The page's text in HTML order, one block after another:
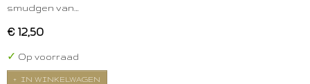
smudgen van…
€ 12,50
✓ Op voorraad
IN WINKELWAGEN